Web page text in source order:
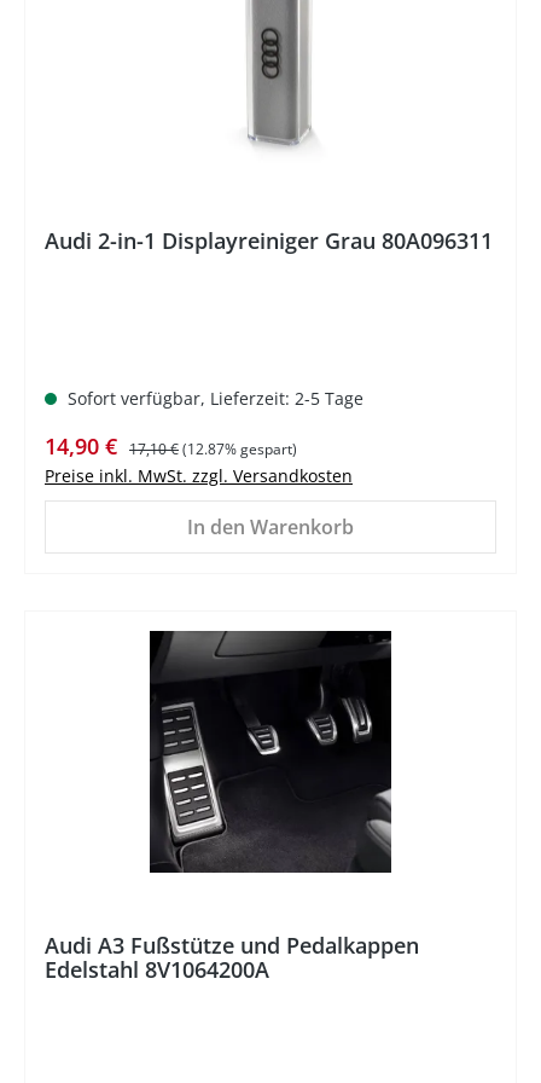
Audi 2-in-1 Displayreiniger Grau 80A096311
Sofort verfügbar, Lieferzeit: 2-5 Tage
Verkaufspreis:
14,90 € Regulärer Preis:
17,10 €(12.87% gespart)
Preise inkl. MwSt. zzgl. Versandkosten
In den Warenkorb
Audi A3 Fußstütze und Pedalkappen
Edelstahl 8V1064200A